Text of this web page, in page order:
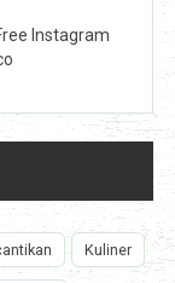
Instagram
Kuliner